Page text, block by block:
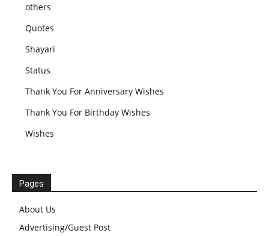
others
Quotes
Shayari
Status
Thank You For Anniversary Wishes
Thank You For Birthday Wishes
Wishes
Pages
About Us
Advertising/Guest Post